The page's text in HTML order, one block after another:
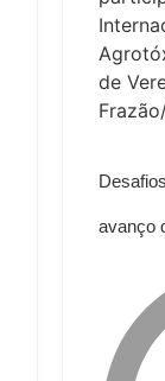
avanço